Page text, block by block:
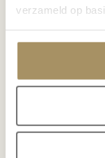
verzameld op